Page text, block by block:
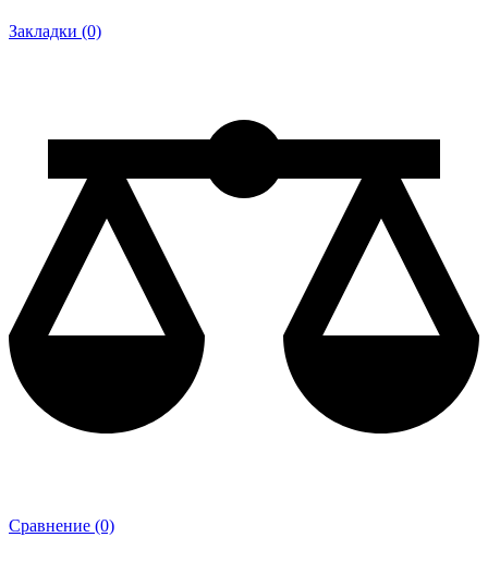
Закладки (0)
Сравнение (0)